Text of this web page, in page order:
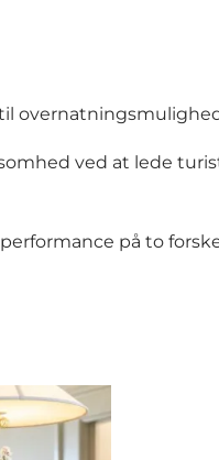
ved at lede
på to